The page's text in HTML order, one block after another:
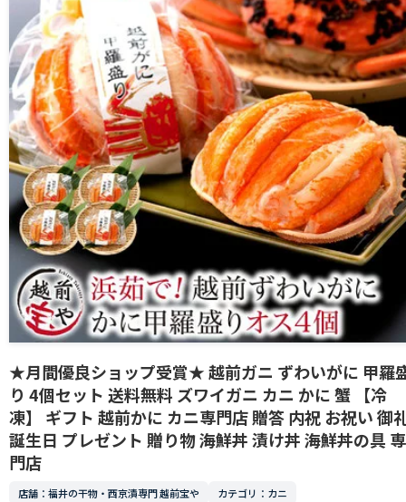
★月間優良ショップ受賞★ 越前ガニ ずわいがに 甲羅
り 4個セット 送料無料 ズワイガニ カニ かに 蟹 【冷
凍】 ギフト 越前かに カニ専門店 贈答 内祝 お祝い 御
誕生日 プレゼント 贈り物 海鮮丼 漬け丼 海鮮丼の具 専
門店
店舗：福井の干物・西京漬専門 越前宝や カテゴリ：カニ